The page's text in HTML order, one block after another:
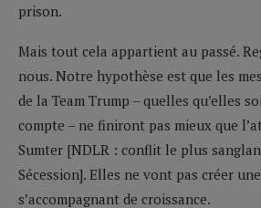
prison.
Mais tout cela appartient au passé.
nous. Notre hypothèse est que les
de la Team Trump – quelles qu’elles
compte – ne finiront pas mieux que
Sumter [NDLR : conflit le plus
Sécession]. Elles ne vont pas créer
s’accompagnant de croissance.